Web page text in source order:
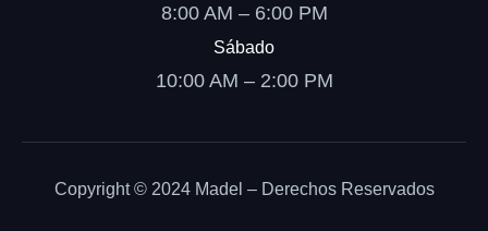
8:00 AM – 6:00 PM
Sábado
10:00 AM – 2:00 PM
Copyright © 2024 Madel – Derechos Reservados